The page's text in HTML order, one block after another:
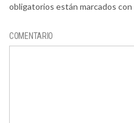
obligatorios están marcados con
COMENTARIO